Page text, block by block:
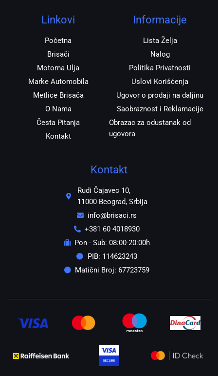
r
a
Linkovi
Početna
Brisači
Motorna Ulja
Marke Automobila
Metlice Brisača
O Nama
Česta Pitanja
Kontakt
Informacije
Lista Želja
Nalog
Politika Privatnosti
Uslovi Korišćenja
Ugovor o prodaji na daljinu
Saobraznost i Reklamacije
Obrazac za odustanak od
ugovora
Kontakt
Rudi Čajavec 10,
11000 Beograd, Srbija
info@brisaci.rs
+381 60 4018930
Pon - Sub: 08:00-20:00h
PIB: 114623243
Matični Broj: 67723759